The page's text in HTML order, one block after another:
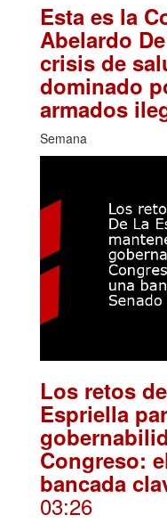
Esta es la
Abelardo
crisis de
dominado
armados
Semana
Los retos
Espriella
Congreso:
bancada
03:26